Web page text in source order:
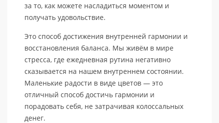
за то, как можете насладиться моментом и
получать удовольствие.
Это способ достижения внутренней гармонии и
восстановления баланса. Мы живём в мире
стресса, где ежедневная рутина негативно
сказывается на нашем внутреннем состоянии.
Маленькие радости в виде цветов — это
отличный способ достичь гармонии и
порадовать себя, не затрачивая колоссальных
денег.